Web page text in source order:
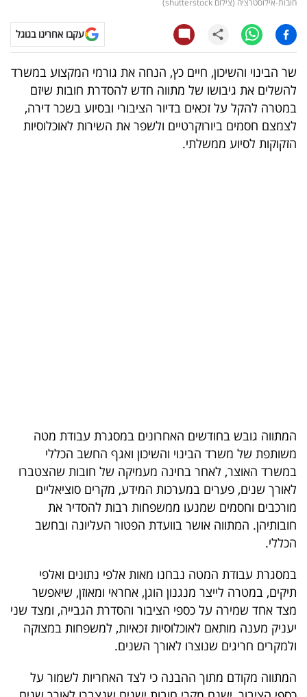
טלוויזיה
עסקי
ספורט
קריירה
ולימודים
המילון
הכלכלי
פודקאסט
40
40
שיתופי
חובות-אילוסטרציה (צילום shutterstock)
עקבו אחרינו בגוגל
שר הבינוי והשיכון, חיים כץ, הנחה את גורמי המקצוע במשרד
להשלים את גיבושו של מתווה חדש להסדרת חובות שיזם
במטרה להקל על זכאים בדיור הציבורי ובסיוע בשכר דירה,
לצמצם חסמים ביורוקרטיים ולשפר את השירות לאוכלוסיות
הזקוקות לסיוע ממשלתי.
המתווה גובש בחודשים האחרונים במסגרת עבודת מטה
משותפת של משרד הבינוי והשיכון ואגף החשב הכללי
במשרד האוצר, לאחר בחינה מעמיקה של חובות שהצטברו
לאורך שנים, פערים במערכות המידע, מקרים סוציאליים
מורכבים וחסמים שמנעו ממשפחות רבות להסדיר את
חובותיהן. המתווה אושר בוועדת הפטור העליונה ובחשב
הכללי.
במסגרת עבודת המטה נבחנו מאות אלפי נתונים ואלפי
תיקים, במטרה לייצר מנגנון הוגן, אחראי ומאוזן, שיאפשר
מצד אחד שמירה על כספי הציבור והסדרת הגבייה, ומצד שני
יעניק מענה מותאם לאוכלוסיות זכאיות, למשפחות במצוקה
ולמקרים חריגים שנוצרו לאורך השנים.
המתווה מקודם מתוך ההבנה כי לצד האחריות לשמור על